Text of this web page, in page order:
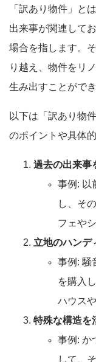
「訳あり物件」と
出来事が関連して
場合を指します。
り越え、物件をリ
生み出すことができ
以下は「訳あり物
のポイントや具体
過去の出来事
事例: 以
し、そ
フェや
立地のハンデ
事例: 騒
を購入
ハウス
特殊な構造を
事例: か
して、